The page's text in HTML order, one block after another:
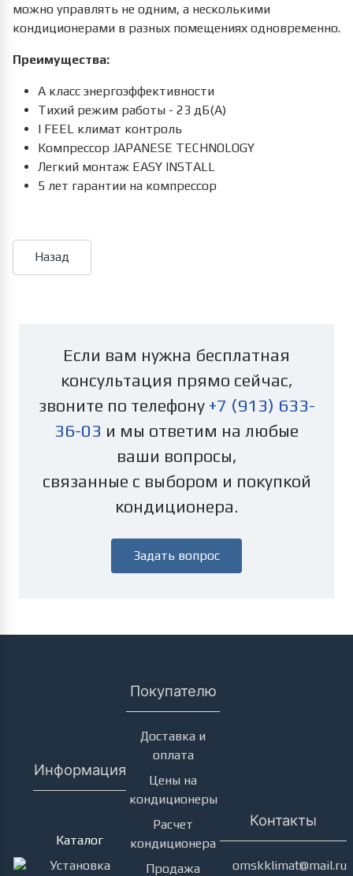
можно управлять не одним, а несколькими
кондиционерами в разных помещениях одновременно.
Преимущества:
А класс энергоэффективности
Тихий режим работы - 23 дБ(A)
I FEEL климат контроль
Компрессор JAPANESE TECHNOLOGY
Легкий монтаж EASY INSTALL
5 лет гарантии на компрессор
Если вам нужна бесплатная
консультация прямо сейчас,
звоните по телефону +7 (913) 633-
36-03 и мы ответим на любые
ваши вопросы,
связанные с выбором и покупкой
кондиционера.
Задать вопрос
Информация
Каталог
Установка
Покупателю
Доставка и
оплата
Цены на
кондиционеры
Расчет
кондиционера
Продажа
Контакты
omskklimat@mail.ru